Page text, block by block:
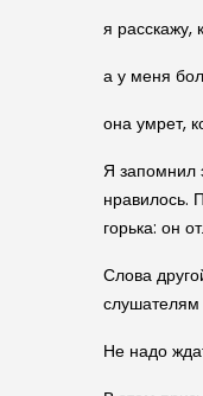
я расскажу,
а у меня
она умрет,
Я запомнил
нравилось.
горька: он
Слова
Не надо